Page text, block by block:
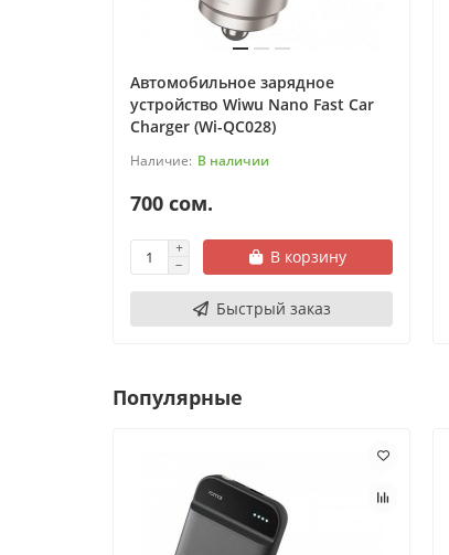
Автомобильное зарядное
устройство Wiwu Nano Fast Car
Charger (Wi-QC028)
В наличии
700 сом.
В корзину
Быстрый заказ
Популярные